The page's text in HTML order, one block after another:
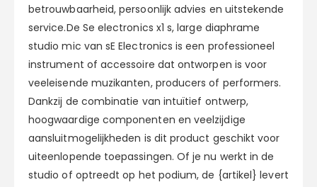
betrouwbaarheid, persoonlijk advies en uitstekende
service.De Se electronics x1 s, large diaphrame
studio mic van sE Electronics is een professioneel
instrument of accessoire dat ontworpen is voor
veeleisende muzikanten, producers of performers.
Dankzij de combinatie van intuïtief ontwerp,
hoogwaardige componenten en veelzijdige
aansluitmogelijkheden is dit product geschikt voor
uiteenlopende toepassingen. Of je nu werkt in de
studio of optreedt op het podium, de {artikel} levert